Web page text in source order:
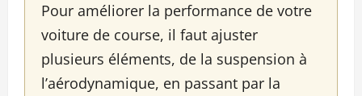
Pour améliorer la performance de votre
voiture de course, il faut ajuster
plusieurs éléments, de la suspension à
l’aérodynamique, en passant par la